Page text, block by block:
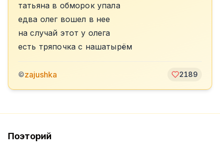
татьяна в обморок упала
едва олег вошел в нее
на случай этот у олега
есть тряпочка с нашатырём
©zajushka 2189
Поэторий